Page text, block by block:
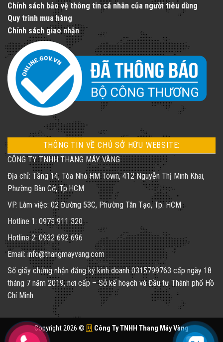
Chính sách bảo vệ thông tin cá nhân của người tiêu dùng
Quy trình mua hàng
Chính sách giao nhận
THÔNG TIN VỀ CHỦ SỞ HỮU WEBSITE:
CÔNG TY TNHH THANG MÁY VÀNG
Địa chỉ: Tầng 14, Tòa Nhà HM Town, 412 Nguyễn Thị Minh Khai,
Phường Bàn Cờ, Tp.HCM
VP. Làm việc: 02 Đường 53C, Phường Tân Tạo, Tp. HCM
Hotline 1: 0975 911 320
Hotline 2: 0932 692 696
Email: info@thangmayvang.com
Số giấy chứng nhận đăng ký kinh doanh0315799763 cấp ngày 18
tháng 7 năm 2019, nơi cấp – Sở kế hoạch và Đầu tư Thành phố Hồ
Chí Minh
Copyright 2026 © Công Ty TNHH Thang Máy Vàng